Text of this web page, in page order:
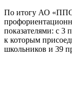
По итогу АО
показателями: с 3
к которым
школьников и 39